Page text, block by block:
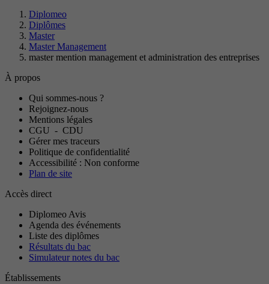
Diplomeo
Diplômes
Master
Master Management
master mention management et administration des entreprises
À propos
Qui sommes-nous ?
Rejoignez-nous
Mentions légales
CGU - CDU
Gérer mes traceurs
Politique de confidentialité
Accessibilité : Non conforme
Plan de site
Accès direct
Diplomeo Avis
Agenda des événements
Liste des diplômes
Résultats du bac
Simulateur notes du bac
Établissements